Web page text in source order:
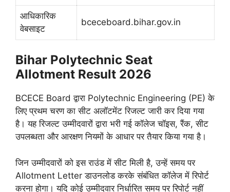
आधिकारिक
वेबसाइट
bceceboard.bihar.gov.in
Bihar Polytechnic Seat
Allotment Result 2026
BCECE Board द्वारा Polytechnic Engineering (PE) के
लिए प्रथम चरण का सीट अलॉटमेंट रिजल्ट जारी कर दिया गया
है। यह रिजल्ट उम्मीदवारों द्वारा भरी गई कॉलेज चॉइस, रैंक, सीट
उपलब्धता और आरक्षण नियमों के आधार पर तैयार किया गया है।
जिन उम्मीदवारों को इस राउंड में सीट मिली है, उन्हें समय पर
Allotment Letter डाउनलोड करके संबंधित कॉलेज में रिपोर्ट
करना होगा। यदि कोई उम्मीदवार निर्धारित समय पर रिपोर्ट नहीं